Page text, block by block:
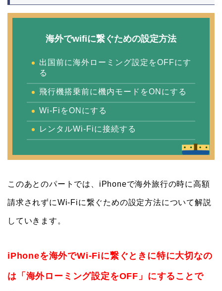
海外でwifiに繋ぐための設定方法
出国前に海外ローミング設定をOFFにす
る
飛行機搭乗前に機内モードをONにする
Wi-FiをONにする
レンタルWi-Fiに接続する
このあとのパートでは、iPhoneで海外旅行の時に高額
請求されずにWi-Fiに繋ぐための設定方法について解説
していきます。
iPhoneを海外でWi-Fiに繋ぐときに特に大切なの
は「海外ローミング設定をOFF」にすることで